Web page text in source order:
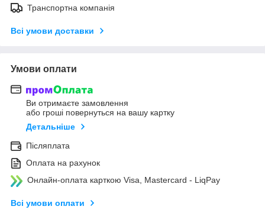
Транспортна компанія
Всі умови доставки
Умови оплати
Ви отримаєте замовлення
або гроші повернуться на вашу картку
Детальніше
Післяплата
Оплата на рахунок
Онлайн-оплата карткою Visa, Mastercard - LiqPay
Всі умови оплати